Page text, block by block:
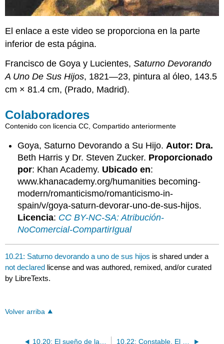
El enlace a este video se proporciona en la parte
inferior de esta página.
Francisco de Goya y Lucientes,Saturno Devorando
A Uno De Sus Hijos, 1821—23, pintura al óleo, 143.5
cm × 81.4 cm, (Prado, Madrid).
Colaboradores
Contenido con licencia CC, Compartido anteriormente
Goya, Saturno Devorando a Su Hijo. Autor: Dra.
Beth Harris y Dr. Steven Zucker. Proporcionado
por: Khan Academy. Ubicado en:
www.khanacademy.org/humanities becoming-
modern/romanticismo/romanticismo-in-
spain/v/goya-saturn-devorar-uno-de-sus-hijos.
Licencia: CC BY-NC-SA: Atribución-
NoComercial-CompartirIgual
10.21: Saturno devorando a uno de sus hijos is shared under a
not declared license and was authored, remixed, and/or curated
by LibreTexts.
Volver arriba
10.20: El sueño de la razón produce monstruos 10.22: Constable, El Haywain